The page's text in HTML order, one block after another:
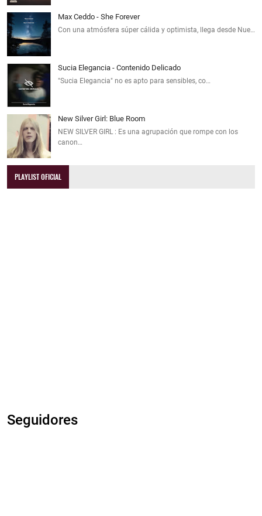
Max Ceddo - She Forever
Con una atmósfera súper cálida y optimista, llega desde Nue…
Sucia Elegancia - Contenido Delicado
"Sucia Elegancia" no es apto para sensibles, co…
New Silver Girl: Blue Room
NEW SILVER GIRL : Es una agrupación que rompe con los
canon…
PLAYLIST OFICIAL
Seguidores